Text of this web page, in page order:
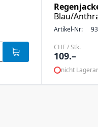
Blau/
Artikel-Nr:
CHF / Stk.
109.–
nicht